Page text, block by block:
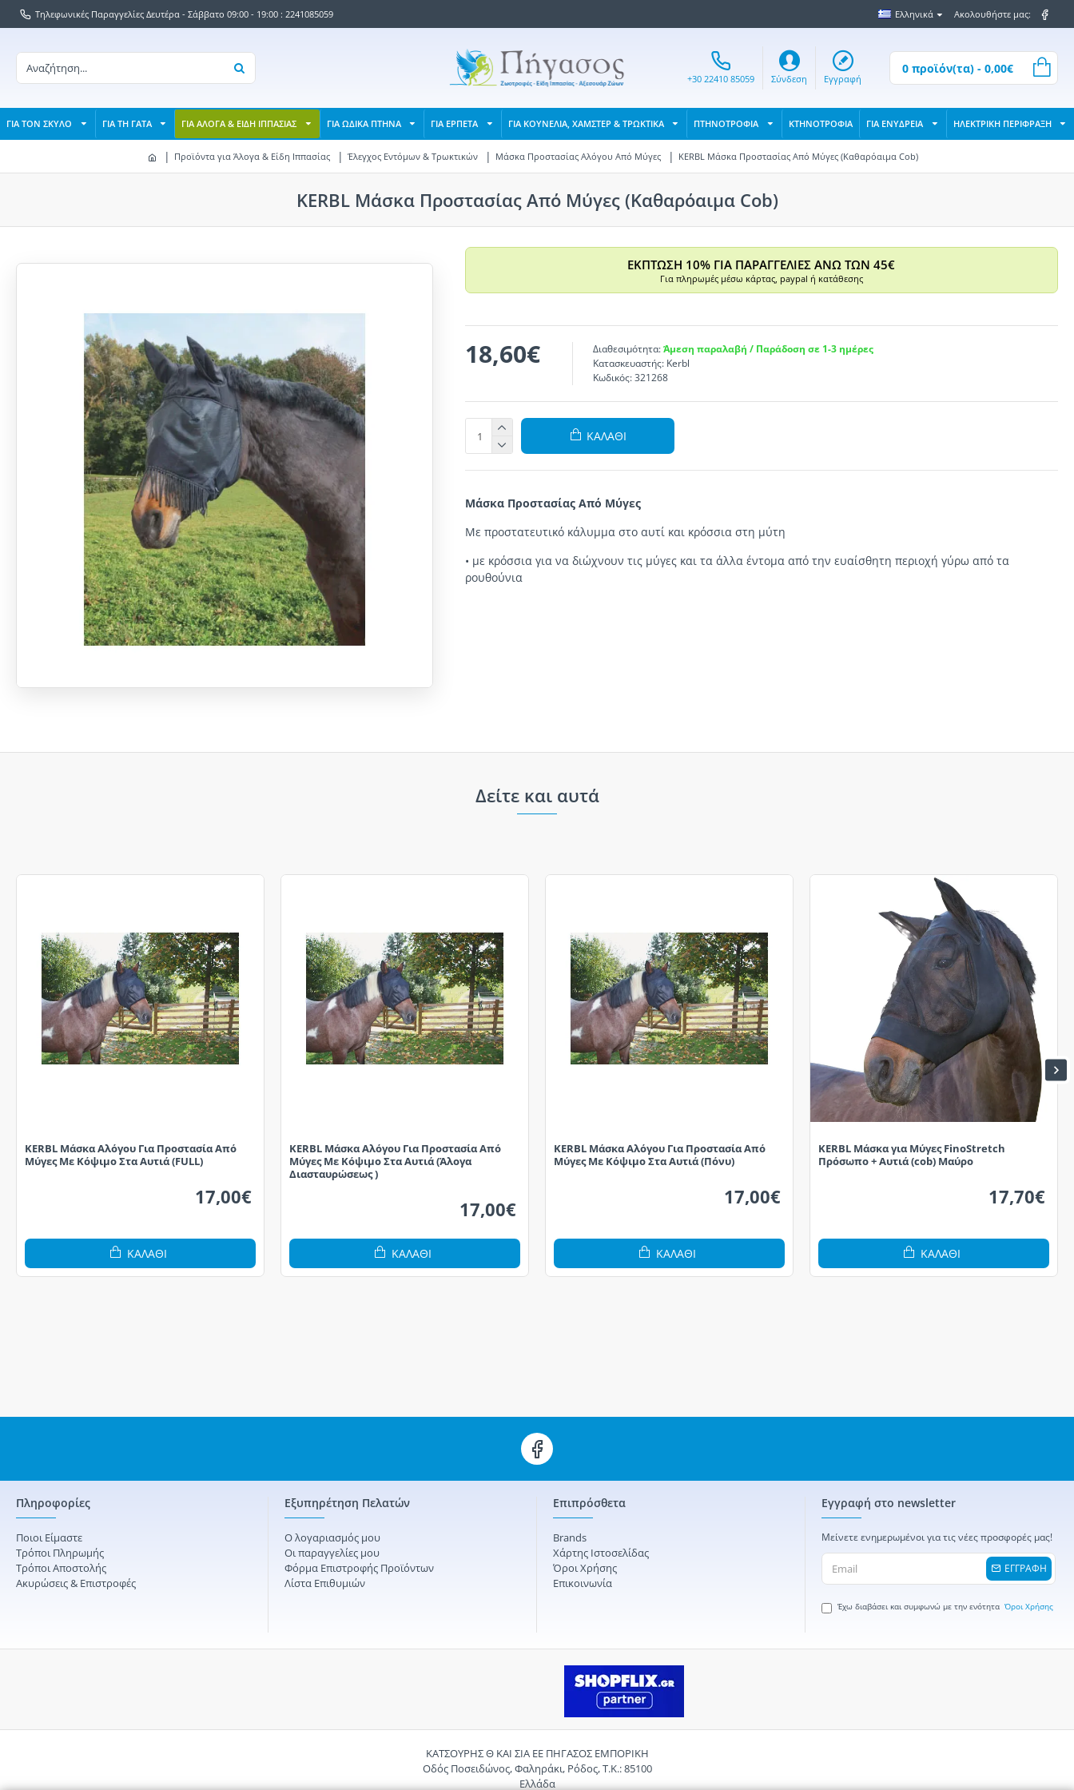
Τηλεφωνικές Παραγγελίες Δευτέρα - Σάββατο 09:00 - 19:00 : 2241085059 Ελληνικά Ακολουθήστε μας:
+30 22410 85059 Σύνδεση Εγγραφή
0 προϊόν(τα) - 0,00€
ΓΙΑ ΤΟΝ ΣΚΥΛΟ ΓΙΑ ΤΗ ΓΑΤΑ ΓΙΑ ΑΛΟΓΑ & ΕΙΔΗ ΙΠΠΑΣΙΑΣ ΓΙΑ ΩΔΙΚΑ ΠΤΗΝΑ ΓΙΑ ΕΡΠΕΤΑ ΓΙΑ ΚΟΥΝΕΛΙΑ, ΧΑΜΣΤΕΡ & ΤΡΩΚΤΙΚΑ ΠΤΗΝΟΤΡΟΦΙΑ ΚΤΗΝΟΤΡΟΦΙΑ ΓΙΑ ΕΝΥΔΡΕΙΑ ΗΛΕΚΤΡΙΚΗ ΠΕΡΙΦΡΑΞΗ
Προϊόντα για Άλογα & Είδη Ιππασίας Έλεγχος Εντόμων & Τρωκτικών Μάσκα Προστασίας Αλόγου Από Μύγες KERBL Μάσκα Προστασίας Από Μύγες (Καθαρόαιμα Cob)
KERBL Μάσκα Προστασίας Από Μύγες (Καθαρόαιμα Cob)
ΕΚΠΤΩΣΗ 10% ΓΙΑ ΠΑΡΑΓΓΕΛΙΕΣ ΑΝΩ ΤΩΝ 45€
Για πληρωμές μέσω κάρτας, paypal ή κατάθεσης
18,60€ Διαθεσιμότητα: Άμεση παραλαβή / Παράδοση σε 1-3 ημέρες
Κατασκευαστής: Kerbl
Κωδικός: 321268
ΚΑΛΆΘΙ
Μάσκα Προστασίας Από Μύγες
Με προστατευτικό κάλυμμα στο αυτί και κρόσσια στη μύτη
• με κρόσσια για να διώχνουν τις μύγες καιτα άλλα έντομα από την ευαίσθητη περιοχή γύρω από τα
ρουθούνια
Δείτε και αυτά
KERBL Μάσκα Αλόγου Για Προστασία Από
Μύγες Με Κόψιμο Στα Αυτιά (FULL)
17,00€
ΚΑΛΆΘΙ
KERBL Μάσκα Αλόγου Για Προστασία Από
Μύγες Με Κόψιμο Στα Αυτιά (Άλογα
Διασταυρώσεως )
17,00€
ΚΑΛΆΘΙ
KERBL Μάσκα Αλόγου Για Προστασία Από
Μύγες Με Κόψιμο Στα Αυτιά (Πόνυ)
17,00€
ΚΑΛΆΘΙ
KERBL Μάσκα για Μύγες FinoStretch
Πρόσωπο + Αυτιά (cob) Μαύρο
17,70€
ΚΑΛΆΘΙ
Πληροφορίες
Ποιοι Είμαστε
Τρόποι Πληρωμής
Τρόποι Αποστολής
Ακυρώσεις & Επιστροφές
Εξυπηρέτηση Πελατών
Ο λογαριασμός μου
Οι παραγγελίες μου
Φόρμα Επιστροφής Προϊόντων
Λίστα Επιθυμιών
Επιπρόσθετα
Brands
Χάρτης Ιστοσελίδας
Όροι Χρήσης
Επικοινωνία
Εγγραφή στο newsletter
Μείνετε ενημερωμένοι για τις νέες προσφορές μας!
ΕΓΓΡΑΦΗ
Έχω διαβάσει και συμφωνώ με την ενότητα Όροι Χρήσης
ΚΑΤΣΟΥΡΗΣ Θ ΚΑΙ ΣΙΑ ΕΕ ΠΗΓΑΣΟΣ ΕΜΠΟΡΙΚΗ
Οδός Ποσειδώνος, Φαληράκι, Ρόδος, Τ.Κ.: 85100
Ελλάδα